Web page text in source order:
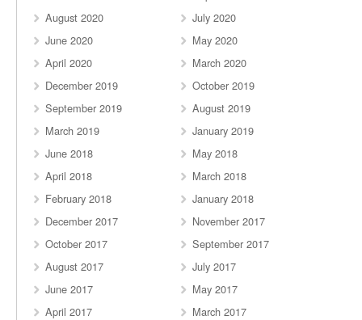
August 2020
July 2020
June 2020
May 2020
April 2020
March 2020
December 2019
October 2019
September 2019
August 2019
March 2019
January 2019
June 2018
May 2018
April 2018
March 2018
February 2018
January 2018
December 2017
November 2017
October 2017
September 2017
August 2017
July 2017
June 2017
May 2017
April 2017
March 2017